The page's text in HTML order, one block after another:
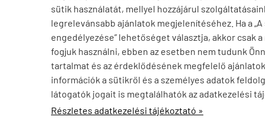
sütik használatát, mellyel hozzájárul
legrelevánsabb ajánlatok megjelenítéséhez. Ha a
engedélyezése” lehetőséget választja, akkor csak
fogjuk használni, ebben az esetben nem tudunk
tartalmat és az érdeklődésének megfelelő
információk a sütikről és a személyes adatok
látogatók jogait is megtalálhatók az adatkezelési
Részletes adatkezelési tájékoztató »
vitaminstore.hu - Vitaminstore / Gymstore Hungary-
Attila FÓT településről
Vásárolt a webáruházban
9 órával ezelőtt  StartÜzlet által hitelesítve